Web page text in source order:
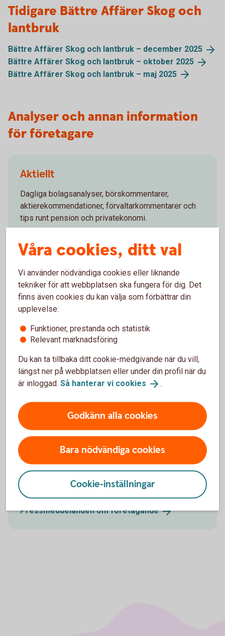
Tidigare Bättre Affärer Skog och
lantbruk
Bättre Affärer Skog och lantbruk – december 2025
Bättre Affärer Skog och lantbruk – oktober 2025
Bättre Affärer Skog och lantbruk – maj 2025
Analyser och annan information
för företagare
Aktiellt
Dagliga bolagsanalyser, börskommentarer,
aktierekommendationer, förvaltarkommentarer och
tips runt pension och privatekonomi.
Aktiellt (swedbank-aktiellt.se)
Makroanalys
Konjunkturbevakning och löpande omvärldsanalyser
kring svensk och internationell ekonomi.
Prenumerera på Swedbank Makroanalys
(swedbank-research.com)
Pressmeddelanden
Läs våra analyser om hur omvärlden på olika sätt
påverkar företag och företagare samt våra
konjunkturundersökningar bland svenska företag.
Pressmeddelanden omföretagande
Våra cookies, ditt val
Vi använder nödvändiga cookies eller liknande
tekniker för att webbplatsen ska fungera för dig. Det
finns även cookies du kan välja som förbättrar din
upplevelse:
Funktioner, prestanda och statistik
Relevant marknadsföring
Du kan ta tillbaka ditt cookie-medgivande när du vill,
längst ner på webbplatsen eller under din profil när du
är inloggad. Så hanterar vi cookies .
Godkänn alla cookies
Bara nödvändiga cookies
Cookie-inställningar